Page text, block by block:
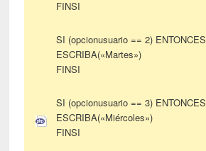
FINSI
SI (opcionusuario == 2) ENTONCES
ESCRIBA(«Martes»)
FINSI
SI (opcionusuario == 3) ENTONCES
ESCRIBA(«Miércoles»)
FINSI